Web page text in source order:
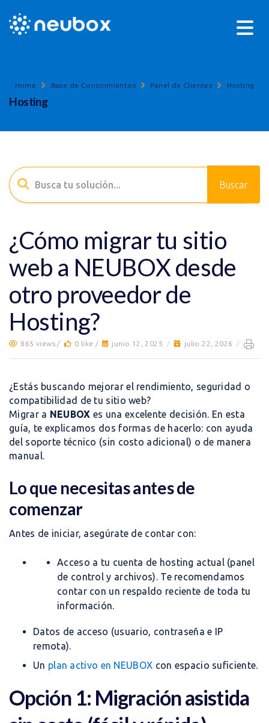
Home Base de Conocimientos Panel de Clientes Hosting
Hosting
¿Cómo migrar tu sitio
web a NEUBOX desde
otro proveedor de
Hosting?
865 views / 0 like / junio 12, 2025 / julio 22, 2026 /
¿Estás buscando mejorar el rendimiento, seguridad o
compatibilidad de tu sitio web?
Migrar a NEUBOX es una excelente decisión. En esta
guía, te explicamos dos formas de hacerlo: con ayuda
del soporte técnico (sin costo adicional) o de manera
manual.
Lo que necesitas antes de
comenzar
Antes de iniciar, asegúrate de contar con:
Acceso a tu cuenta de hosting actual (panel
de control y archivos). Te recomendamos
contar con un respaldo reciente de toda tu
información.
Datos de acceso (usuario, contraseña e IP
remota).
Un plan activo en NEUBOX con espacio suficiente.
Opción 1: Migración asistida